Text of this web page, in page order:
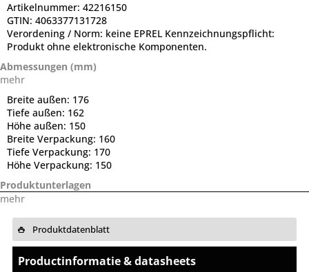
Artikelnummer: 42216150
GTIN: 4063377131728
Verordening / Norm: keine EPREL Kennzeichnungspflicht:
Produkt ohne elektronische Komponenten.
Abmessungen (mm)
mehr
Breite außen: 176
Tiefe außen: 162
Höhe außen: 150
Breite Verpackung: 160
Tiefe Verpackung: 170
Höhe Verpackung: 150
Produktunterlagen
mehr
Produktdatenblatt
Productinformatie & datasheets